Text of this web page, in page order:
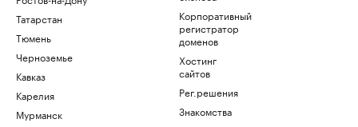
Татарстан
Тюмень
Черноземье
Кавказ
Карелия
Мурманск
Корпоративный
регистратор
доменов
Хостинг
сайтов
Рег.решения
Знакомства